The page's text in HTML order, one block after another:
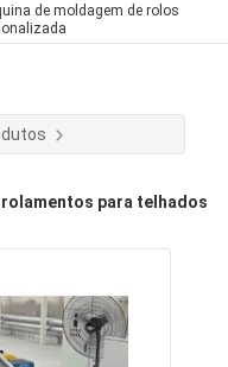
de moldagem de rolos
para telhados